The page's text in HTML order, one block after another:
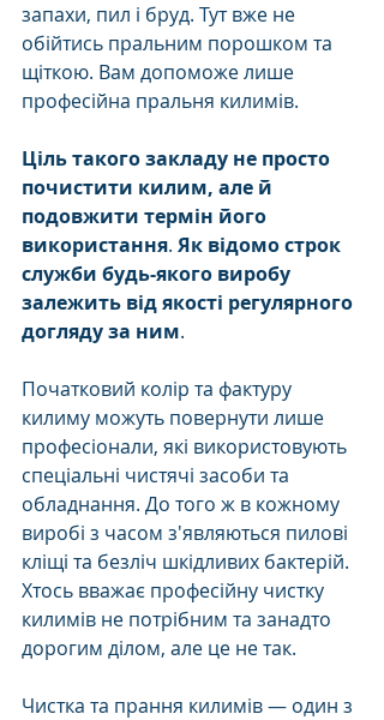
запахи, пил і бруд. Тут вже не
обійтись пральним порошком та
щіткою. Вам допоможе лише
професійна пральня килимів.
Ціль такого закладу не просто
почистити килим, але й
подовжити термін його
використання. Як відомо строк
служби будь-якого виробу
залежить від якості регулярного
догляду за ним.
Початковий колір та фактуру
килиму можуть повернути лише
професіонали, які використовують
спеціальні чистячі засоби та
обладнання. До того ж в кожному
виробі з часом з'являються пилові
кліщі та безліч шкідливих бактерій.
Хтось вважає професійну чистку
килимів не потрібним та занадто
дорогим ділом, але це не так.
Чистка та прання килимів — один з